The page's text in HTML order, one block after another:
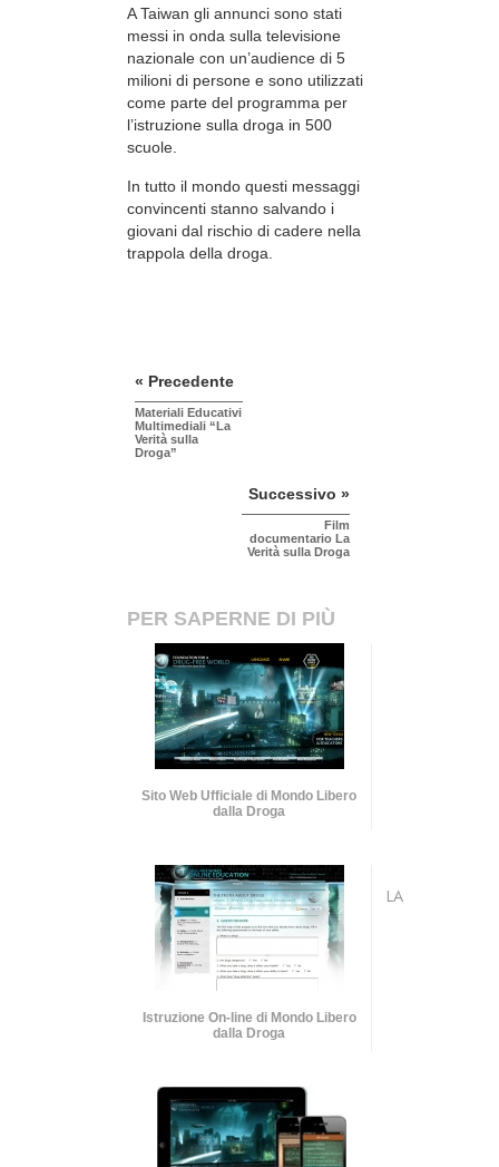
A Taiwan gli annunci sono stati
messi in onda sulla televisione
nazionale con un’audience di 5
milioni di persone e sono utilizzati
come parte del programma per
l’istruzione sulla droga in 500
scuole.
In tutto il mondo questi messaggi
convincenti stanno salvando i
giovani dal rischio di cadere nella
trappola della droga.
« Precedente
Materiali Educativi
Multimediali “La
Verità sulla
Droga”
Successivo »
Film
documentario La
Verità sulla Droga
PER SAPERNE DI PIÙ
Sito Web Ufficiale di Mondo Libero
dalla Droga
Istruzione On-line di Mondo Libero
dalla Droga
LA